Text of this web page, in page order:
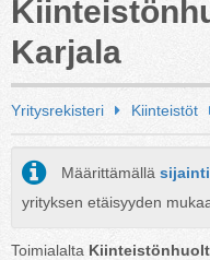
Karjala
Yritysrekisteri Kiinteistöt
Määrittämällä
yrityksen etäisyyden
Toimialalta